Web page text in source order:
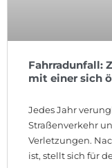
Fahrradunfall:
mit einer sich
Jedes Jahr
Straßenverkehr
Verletzungen.
ist, stellt sich für